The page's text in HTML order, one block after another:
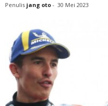
Penulis jang oto - 30 Mei 2023